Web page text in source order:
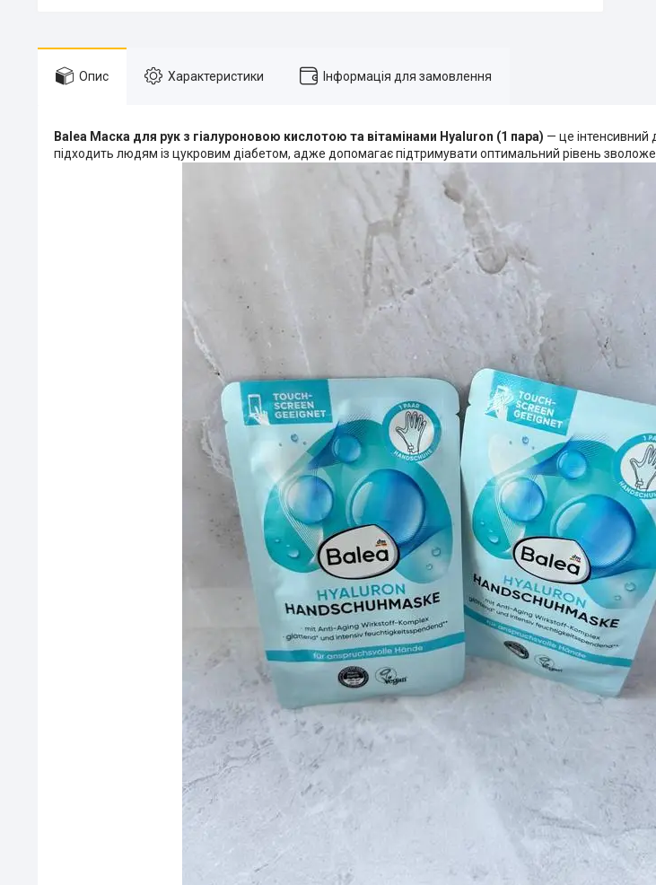
Опис Характеристики Інформація для замовлення
Balea Маска для рук з гіалуроновою кислотою та вітамінами Hyaluron (1 пара) — це інтенсивний
підходить людям із цукровим діабетом, адже допомагає підтримувати оптимальний рівень